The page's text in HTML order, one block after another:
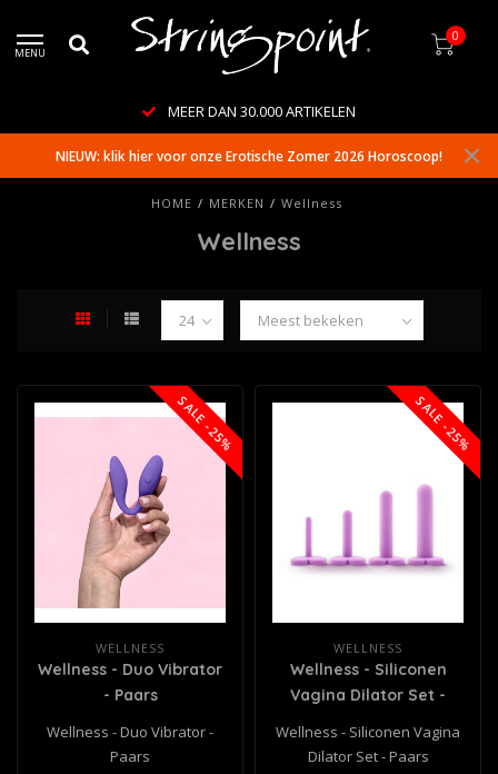
MENU
0
MEER DAN 30.000 ARTIKELEN
NIEUW: klik hier voor onze Erotische Zomer 2026 Horoscoop!
HOME / MERKEN / Wellness
Wellness
SALE -25%
WELLNESS
Wellness - Duo Vibrator
- Paars
Wellness - Duo Vibrator -
Paars
SALE -25%
WELLNESS
Wellness - Siliconen
Vagina Dilator Set -
Wellness - Siliconen Vagina
Dilator Set - Paars